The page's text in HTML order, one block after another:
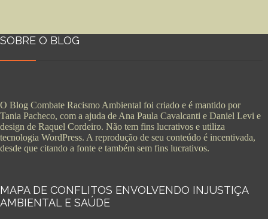
SOBRE O BLOG
O Blog Combate Racismo Ambiental foi criado e é mantido por
Tania Pacheco, com a ajuda de Ana Paula Cavalcanti e Daniel Levi e
design de Raquel Cordeiro. Não tem fins lucrativos e utiliza
tecnologia WordPress. A reprodução de seu conteúdo é incentivada,
desde que citando a fonte e também sem fins lucrativos.
MAPA DE CONFLITOS ENVOLVENDO INJUSTIÇA
AMBIENTAL E SAÚDE